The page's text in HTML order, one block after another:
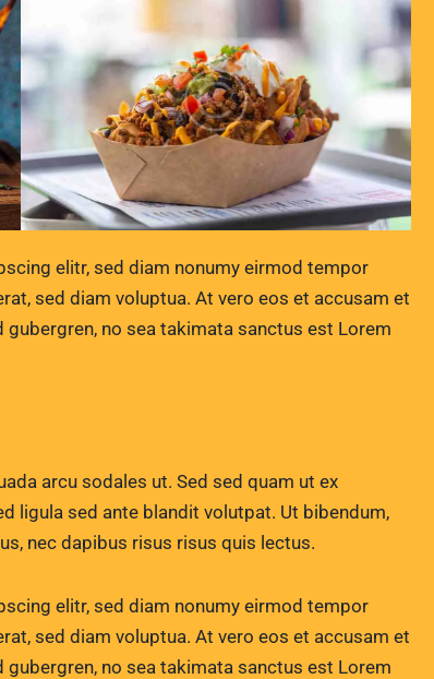
elitr, sed diam nonumy eirmod tempor
sed diam voluptua. At vero eos et accusam et
no sea takimata sanctus est Lorem
arcu sodales ut. Sed sed quam ut ex
ligula sed ante blandit volutpat. Ut bibendum,
nec dapibus risus risus quis lectus.
elitr, sed diam nonumy eirmod tempor
sed diam voluptua. At vero eos et accusam et
no sea takimata sanctus est Lorem